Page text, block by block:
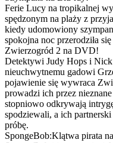
Ferie Lucy na tropikalnej
spędzonym na plaży z
kiedy udomowiony
spokojna noc przerodziła
Zwierzogród 2 na DVD!
Detektywi Judy Hops i Nick
nieuchwytnemu gadowi
pojawienie się wywraca
prowadzi ich przez
stopniowo odkrywają
spodziewali, a ich
próbę.
SpongeBob:Klątwa pirata